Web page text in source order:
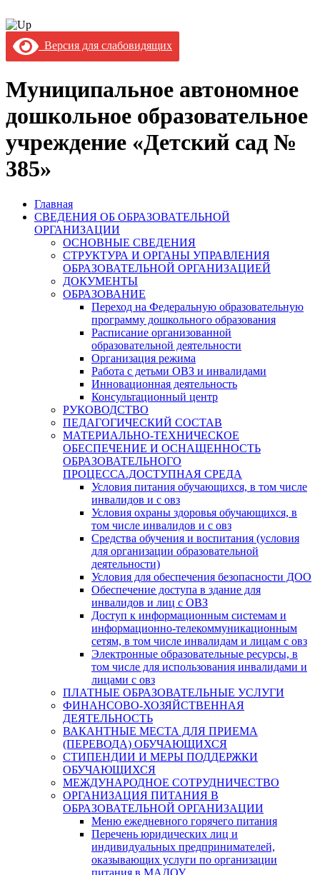
Версия для слабовидящих
Муниципальное автономное
дошкольное образовательное
учреждение «Детский сад №
385»
Главная
СВЕДЕНИЯ ОБ ОБРАЗОВАТЕЛЬНОЙ
ОРГАНИЗАЦИИ
ОСНОВНЫЕ СВЕДЕНИЯ
СТРУКТУРА И ОРГАНЫ УПРАВЛЕНИЯ
ОБРАЗОВАТЕЛЬНОЙ ОРГАНИЗАЦИЕЙ
ДОКУМЕНТЫ
ОБРАЗОВАНИЕ
Переход на Федеральную образовательную
программу дошкольного образования
Расписание организованной
образовательной деятельности
Организация режима
Работа с детьми ОВЗ и инвалидами
Инновационная деятельность
Консультационный центр
РУКОВОДСТВО
ПЕДАГОГИЧЕСКИЙ СОСТАВ
МАТЕРИАЛЬНО-ТЕХНИЧЕСКОЕ
ОБЕСПЕЧЕНИЕ И ОСНАЩЕННОСТЬ
ОБРАЗОВАТЕЛЬНОГО
ПРОЦЕССА.ДОСТУПНАЯ СРЕДА
Условия питания обучающихся, в том числе
инвалидов и с овз
Условия охраны здоровья обучающихся, в
том числе инвалидов и с овз
Средства обучения и воспитания (условия
для организации образовательной
деятельности)
Условия для обеспечения безопасности ДОО
Обеспечение доступа в здание для
инвалидов и лиц с ОВЗ
Доступ к информационным системам и
информационно-телекоммуникационным
сетям, в том числе инвалидам и лицам с овз
Электронные образовательные ресурсы, в
том числе для использования инвалидами и
лицами с овз
ПЛАТНЫЕ ОБРАЗОВАТЕЛЬНЫЕ УСЛУГИ
ФИНАНСОВО-ХОЗЯЙСТВЕННАЯ
ДЕЯТЕЛЬНОСТЬ
ВАКАНТНЫЕ МЕСТА ДЛЯ ПРИЕМА
(ПЕРЕВОДА) ОБУЧАЮЩИХСЯ
СТИПЕНДИИ И МЕРЫ ПОДДЕРЖКИ
ОБУЧАЮЩИХСЯ
МЕЖДУНАРОДНОЕ СОТРУДНИЧЕСТВО
ОРГАНИЗАЦИЯ ПИТАНИЯ В
ОБРАЗОВАТЕЛЬНОЙ ОРГАНИЗАЦИИ
Меню ежедневного горячего питания
Перечень юридических лиц и
индивидуальных предпринимателей,
оказывающих услуги по организации
питания в МАДОУ